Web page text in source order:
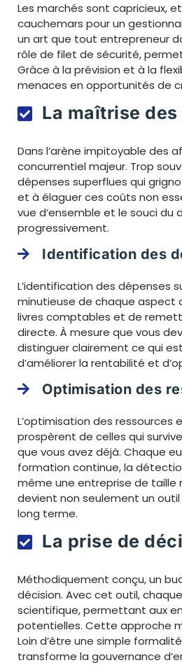
Les marchés sont capricieux,
cauchemars pour un
un art que tout entrepreneur
rôle de filet de sécurité,
Grâce à la prévision et à la
menaces en opportunités de
La maîtrise
Dans l’arène impitoyable des
concurrentiel majeur. Trop
dépenses superflues qui
et à élaguer ces coûts non
vue d’ensemble et le souci du
progressivement.
Identification des
L’identification des dépenses
minutieuse de chaque aspect
livres comptables et de
directe. À mesure que vous
distinguer clairement ce qui
d’améliorer la rentabilité et
Optimisation des
L’optimisation des ressources
prospèrent de celles qui
que vous avez déjà. Chaque
formation continue, la
même une entreprise de taille
devient non seulement un
long terme.
La prise de
Méthodiquement conçu, un
décision. Avec cet outil,
scientifique, permettant aux
potentielles. Cette approche
Loin d’être une simple
transforme la gouvernance